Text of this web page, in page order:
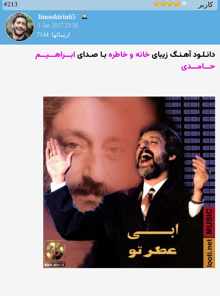
کاربر
#213
limoshirin65
1 Jan 2017 23:56
ارسالها: 7144
دانـلـود آهـنـگ زیبایخانه و خاطرهبـا صـدایابـــراهـــیـــم
حـــامـــدی